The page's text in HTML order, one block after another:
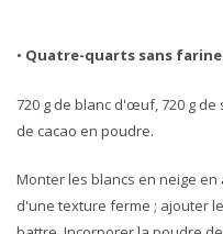
• Quatre-quarts sans
720 g de blanc d'œuf, 720 g
de cacao en poudre.
Monter les blancs en neige
d'une texture ferme ; ajouter